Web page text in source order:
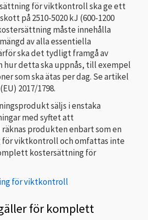
för viktkontroll ska ge ett
på 2510-5020 kJ (600-1200
måste innehålla
av alla essentiella
ska det tydligt framgå av
hur detta ska uppnås, till exempel
som ska ätas per dag. Se artikel
2017/1798.
säljs i enstaka
med syftet att
produkten enbart som en
viktkontroll och omfattas inte
kostersättning för
för viktkontroll
för komplett